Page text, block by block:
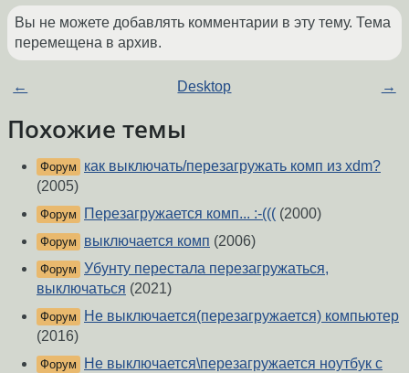
Вы не можете добавлять комментарии в эту тему. Тема
перемещена в архив.
← Desktop →
Похожие темы
Форум
как выключать/перезагружать комп из xdm?
(2005)
Форум Перезагружается комп... :-((( (2000)
Форум выключается комп (2006)
Форум Убунту перестала перезагружаться,
выключаться (2021)
Форум
Не выключается(перезагружается) компьютер
(2016)
Форум
Не выключается\перезагружается ноутбук с